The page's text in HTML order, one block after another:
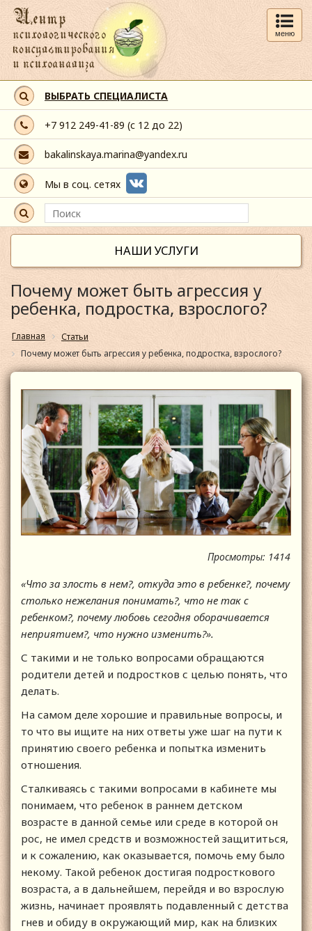
меню
ВЫБРАТЬ СПЕЦИАЛИСТА
+7 912 249-41-89 (с 12 до 22)
bakalinskaya.marina@yandex.ru
Мы в соц. сетях
НАШИ УСЛУГИ
Почему может быть агрессия у
ребенка, подростка, взрослого?
Главная
Статьи
Почему может быть агрессия у ребенка, подростка, взрослого?
Просмотры: 1414
«Что за злость в нем?, откуда это в ребенке?, почему
столько нежелания понимать?, что не так с
ребенком?, почему любовь сегодня оборачивается
неприятием?, что нужно изменить?».
С такими и не только вопросами обращаются
родители детей и подростков с целью понять, что
делать.
На самом деле хорошие и правильные вопросы, и
то что вы ищите на них ответы уже шаг на пути к
принятию своего ребенка и попытка изменить
отношения.
Сталкиваясь с такими вопросами в кабинете мы
понимаем, что ребенок в раннем детском
возрасте в данной семье или среде в которой он
рос, не имел средств и возможностей защититься,
и к сожалению, как оказывается, помочь ему было
некому. Такой ребенок достигая подросткового
возраста, а в дальнейшем, перейдя и во взрослую
жизнь, начинает проявлять подавленный с детства
гнев и обиду в окружающий мир, как на близких